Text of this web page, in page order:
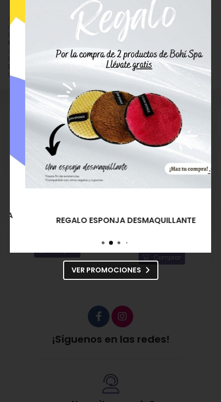
Comprar Depilève Parafina Tropical** por44,00
. Producto
descatalogado, recogida en tienda.
Precio, información, características e imágenes de
referencia 12516415230820, pertenece a la
Parafina para Pies y Manos(15) y a la marca Depilève(81).
Encuentra productos relacionados y de similares características a
Depilève Parafina Tropical**
en "Pies y Manos", "Parafina para Pies y
Manos".
Aceite de Árbol de Té Manteca de Karité
Comprar
¡Síguenos en las redes!
REGALO ESPONJA DESMAQUILLANTE
VER PROMOCIONES